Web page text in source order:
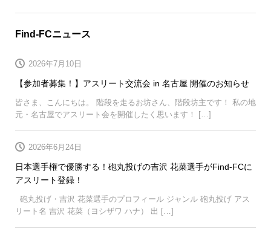
Find-FCニュース
【参加者募集！】アスリート交流会 in 名古屋 開催のお知らせ
2026年7月10日
皆さま、こんにちは。 階段を走るお坊さん、階段坊主です！ 私の地
元・名古屋でアスリート会を開催したく思います！ […]
日本選手権で優勝する！砲丸投げの吉沢 花菜選手がFind-FCに
アスリート登録！
2026年6月24日
砲丸投げ・吉沢 花菜選手のプロフィール ジャンル 砲丸投げ アス
リート名 吉沢 花菜（ヨシザワ ハナ） 出 […]